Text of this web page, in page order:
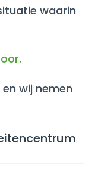
waarin
wij nemen